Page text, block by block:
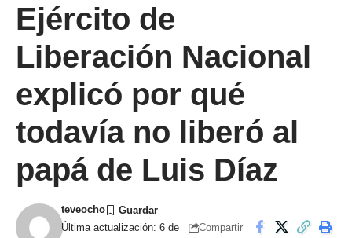
Ejército de
Liberación Nacional
explicó por qué
todavía no liberó al
papá de Luis Díaz
Última actualización: 6 de
teveocho
Compartir